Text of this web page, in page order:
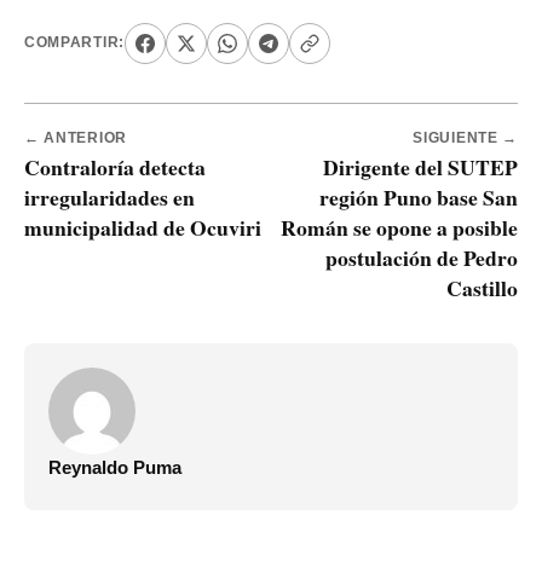
COMPARTIR:
← ANTERIOR
Contraloría detecta
irregularidades en
municipalidad de Ocuviri
SIGUIENTE →
Dirigente del SUTEP
región Puno base San
Román se opone a posible
postulación de Pedro
Castillo
Reynaldo Puma